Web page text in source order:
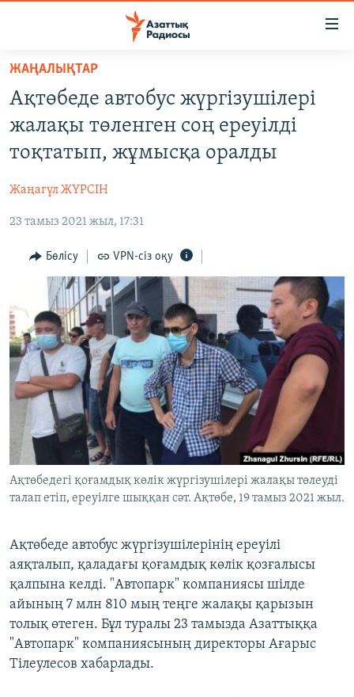
Skip
main
content
main
Navigation
Skip
Search
ЖАҢАЛЫҚТАР
САЯСАТ
АДАМ ҚҰҚЫҚТАРЫ
ӘЛЕУМЕТ
ӘЛЕМ
АРНАЙЫ ЖОБАЛАР
Русский
ЖАЗЫЛЫҢЫЗ
Басқа тілдерде
ЖАҢАЛЫҚТАР
Ақтөбеде автобус жүргізушілері
жалақы төленген соң ереуілді
тоқтатып, жұмысқа оралды
Жаңагүл ЖҮРСІН
23 тамыз 2021 жыл, 17:31
Бөлісу VPN-сіз оқу
Ақтөбедегі қоғамдық көлік жүргізушілері жалақы төлеуді
талап етіп, ереуілге шыққан сәт. Ақтөбе, 19 тамыз 2021 жыл.
Ақтөбеде автобус жүргізушілерінің ереуілі
аяқталып, қаладағы қоғамдық көлік қозғалысы
қалпына келді. "Автопарк" компаниясы шілде
айының 7 млн 810 мың теңге жалақы қарызын
толық өтеген. Бұл туралы 23 тамызда Азаттыққа
"Автопарк" компаниясының директоры Ағарыс
Тілеулесов хабарлады.